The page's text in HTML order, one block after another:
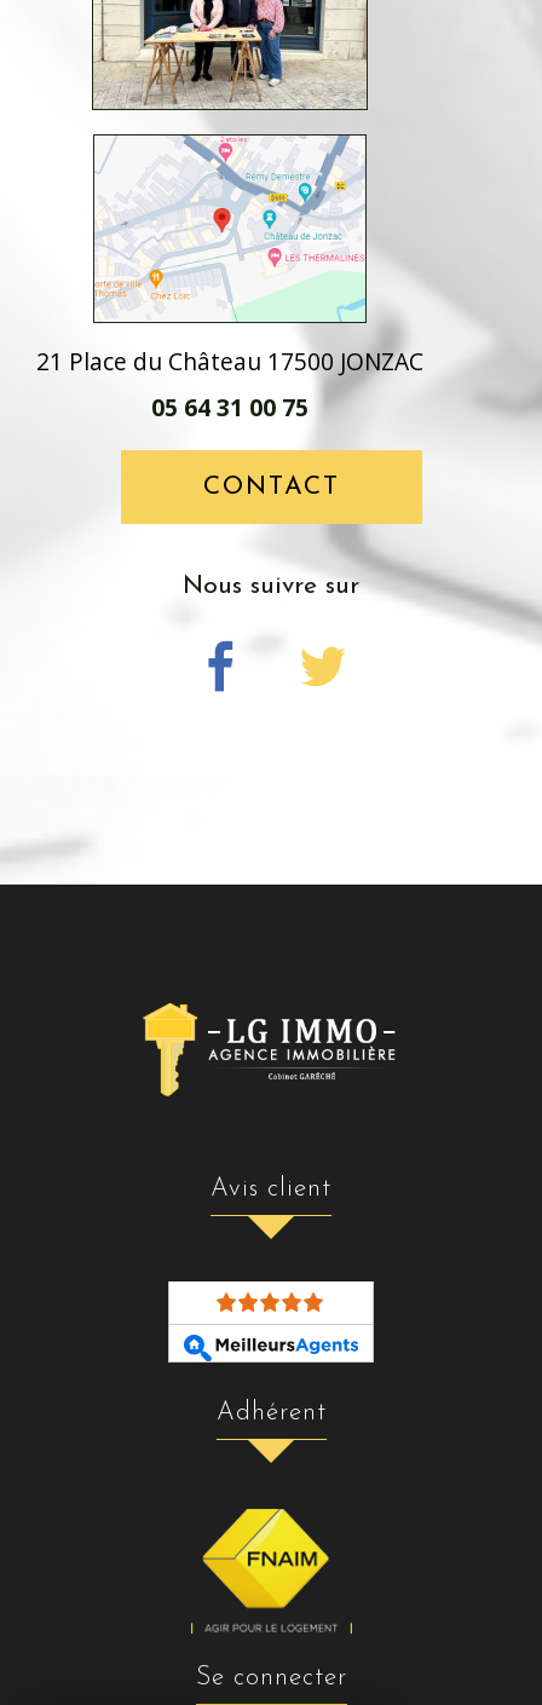
21 Place du Château 17500 JONZAC
05 64 31 00 75
CONTACT
nous suivre sur
avis client
adhérent
se connecter